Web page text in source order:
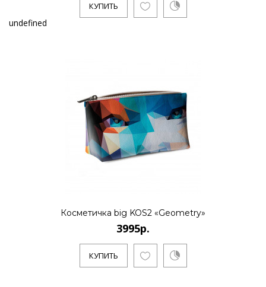
КУПИТЬ
undefined
Косметичка big KOS2 «Geometry»
3995р.
КУПИТЬ